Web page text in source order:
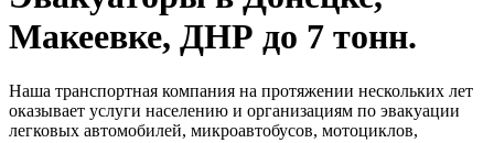
Макеевке, ДНР до 7 тонн.
Наша транспортная компания на протяжении нескольких лет
оказывает услуги населению и организациям по эвакуации
легковых автомобилей, микроавтобусов, мотоциклов,